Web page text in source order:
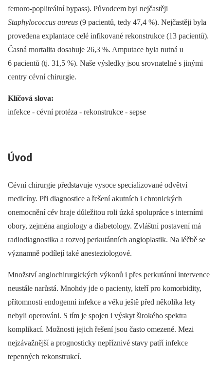
femoro-popliteální bypass). Původcem byl nejčastěji
Staphylococcus aureus (9 pacientů, tedy 47,4 %). Nejčastěji byla
provedena explantace celé infikované rekonstrukce (13 pacientů).
Časná mortalita dosahuje 26,3 %. Amputace byla nutná u
6 pacientů (tj. 31,5 %). Naše výsledky jsou srovnatelné s jinými
centry cévní chirurgie.
Klíčová slova:
infekce -⁠ cévní protéza -⁠ rekonstrukce -⁠ sepse
Úvod
Cévní chirurgie představuje vysoce specializované odvětví
medicíny. Při diagnostice a řešení akutních i chronických
onemocnění cév hraje důležitou roli úzká spolupráce s interními
obory, zejména angiology a diabetology. Zvláštní postavení má
radiodiagnostika a rozvoj perkutánních angioplastik. Na léčbě se
významně podílejí také anesteziologové.
Množství angiochirurgických výkonů i přes perkutánní intervence
neustále narůstá. Mnohdy jde o pacienty, kteří pro komorbidity,
přítomnosti endogenní infekce a věku ještě před několika lety
nebyli operováni. S tím je spojen i výskyt širokého spektra
komplikací. Možnosti jejich řešení jsou často omezené. Mezi
nejzávažnější a prognosticky nepříznivé stavy patří infekce
tepenných rekonstrukcí.